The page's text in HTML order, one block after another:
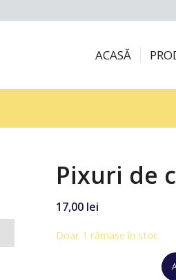
ACASĂ
Pixuri de
17,00 lei
Doar 1 rămase în stoc